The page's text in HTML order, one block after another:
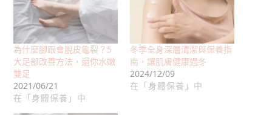
為什麼腳跟會脫皮龜裂？5
大足部改善方法，還你水嫩
雙足
2021/06/21
在「身體保養」中
冬季全身深層清潔與保養指
南，讓肌膚健康過冬
2024/12/09
在「身體保養」中